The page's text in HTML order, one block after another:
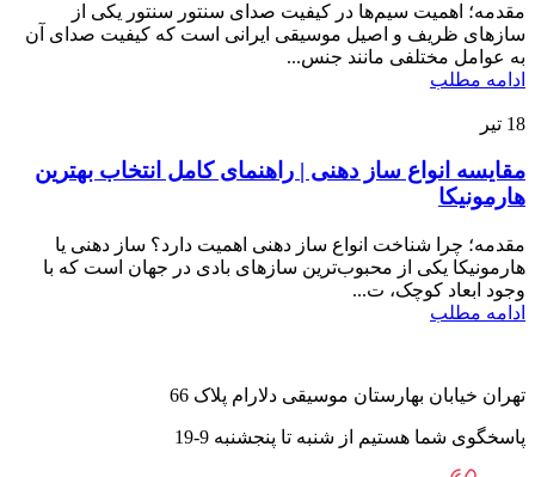
مقدمه؛ اهمیت سیم‌ها در کیفیت صدای سنتور سنتور یکی از
سازهای ظریف و اصیل موسیقی ایرانی است که کیفیت صدای آن
به عوامل مختلفی مانند جنس...
ادامه مطلب
18 تیر
مقایسه انواع ساز دهنی | راهنمای کامل انتخاب بهترین
هارمونیکا
مقدمه؛ چرا شناخت انواع ساز دهنی اهمیت دارد؟ ساز دهنی یا
هارمونیکا یکی از محبوب‌ترین سازهای بادی در جهان است که با
وجود ابعاد کوچک، ت...
ادامه مطلب
تهران خیابان بهارستان موسیقی دلارام پلاک 66
پاسخگوی شما هستیم از شنبه تا پنجشنبه 9-19